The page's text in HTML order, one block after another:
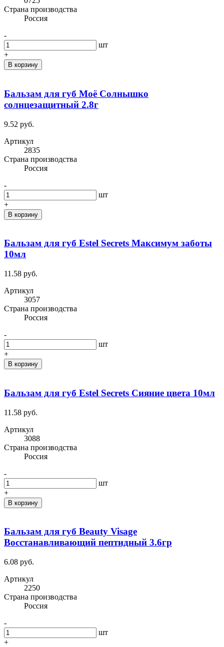
Cтрана производства
Россия
-
шт
+
В корзину
Бальзам для губ Моё Солнышко
солнцезащитный 2.8г
9.52 руб.
Артикул
2835
Cтрана производства
Россия
-
шт
+
В корзину
Бальзам для губ Estel Secrets Максимум заботы
10мл
11.58 руб.
Артикул
3057
Cтрана производства
Россия
-
шт
+
В корзину
Бальзам для губ Estel Secrets Сияние цвета 10мл
11.58 руб.
Артикул
3088
Cтрана производства
Россия
-
шт
+
В корзину
Бальзам для губ Beauty Visage
Восстанавливающий пептидный 3.6гр
6.08 руб.
Артикул
2250
Cтрана производства
Россия
-
шт
+